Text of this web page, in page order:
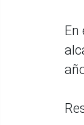
En